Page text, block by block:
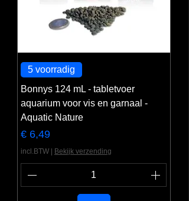
5 voorradig
Bonnys 124 mL - tabletvoer
aquarium voor vis en garnaal -
Aquatic Nature
Prijs
€ 6,49
incl.BTW Bekijk verzending